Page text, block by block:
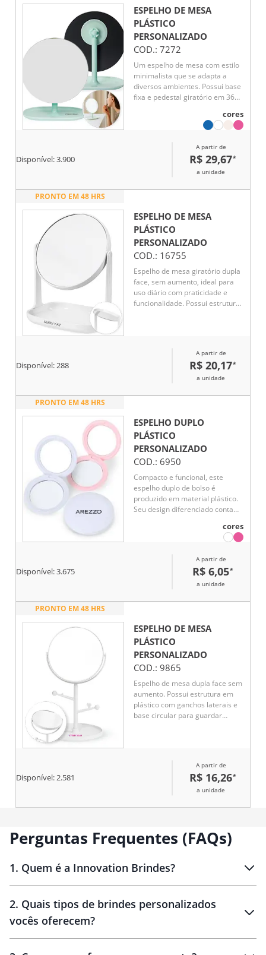
ESPELHO DE MESA
PLÁSTICO
PERSONALIZADO
COD.: 7272
Um espelho de mesa com estilo
minimalista que se adapta a
diversos ambientes. Possui base
fixa e pedestal giratório em 360
permitindo uma montagem
simples e o ajuste em diferentes
cores
Disponível:3.900
A partir de
R$ 29,67*
a unidade
PRONTO EM 48 HRS
ESPELHO DE MESA
PLÁSTICO
PERSONALIZADO
COD.: 16755
Espelho de mesa giratório dupla
face, sem aumento, ideal para
uso diário com praticidade e
funcionalidade. Possui estrutura
acomodar pequenos objetos,
como maquiagens, acessórios
ou itens de escritório, mantendo
Versátil e útil, é uma excelente
com grande aceitação.
Disponível:288
A partir de
R$ 20,17*
a unidade
PRONTO EM 48 HRS
ESPELHO DUPLO
PLÁSTICO
PERSONALIZADO
COD.: 6950
Compacto e funcional, este
espelho duplo de bolso é
produzido em material plástico.
Seu design diferenciado conta
declive, proporcionando umcores
Disponível:3.675
A partir de
R$ 6,05*
a unidade
PRONTO EM 48 HRS
ESPELHO DE MESA
PLÁSTICO
PERSONALIZADO
COD.: 9865
Espelho de mesa dupla face sem
aumento. Possui estrutura em
plástico com ganchos laterais e
base circular para guardar
Disponível:2.581
A partir de
R$ 16,26*
a unidade
Perguntas Frequentes (FAQs)
1. Quem é a Innovation Brindes?
Brindes personalizados
2. Quais tipos de brindes personalizados
vocês oferecem?